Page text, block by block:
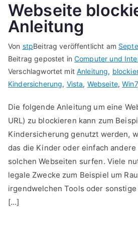
Webseite
Anleitung
Von stpBeitrag veröffentlicht am
Beitrag gepostet inComputer und
Verschlagwortet mitAnleitung,
Kindersicherung, Vista, Webseite,Win7
Die folgende Anleitung um eine
URL) zu blockieren kann zum
Kindersicherung genutzt werden,
das die Kinder oder einfach
solchen Webseiten surfen. Viele
legale Zwecke zum Beispiel um
irgendwelchen Tools oder
[…]